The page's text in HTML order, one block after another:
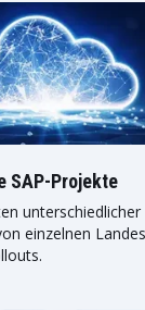
SAP-Projekte
unterschiedlicher
einzelnen